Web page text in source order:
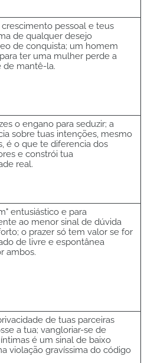
crescimento pessoal e teus
de qualquer desejo
de conquista; um homem
ter uma mulher perde a
de mantê-la.
o engano para seduzir; a
sobre tuas intenções, mesmo
é o que te diferencia dos
e constrói tua
real.
entusiástico e para
ao menor sinal de dúvida
o prazer só tem valor se for
de livre e espontânea
ambos.
de tuas parceiras
a tua; vangloriar-se de
é um sinal de baixo
violação gravíssima do código